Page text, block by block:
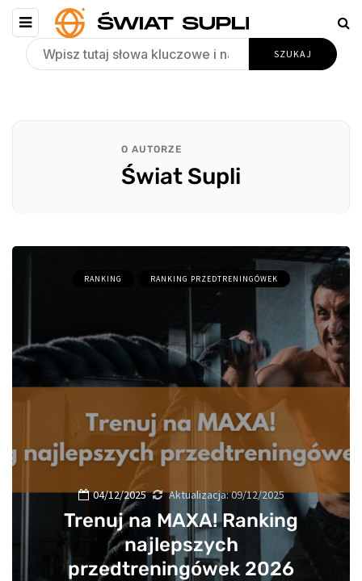
O AUTORZE
Świat Supli
RANKING RANKING PRZEDTRENINGÓWEK
04/12/2025 Aktualizacja:09/12/2025
Trenuj na MAXA! Ranking
najlepszych
przedtreningówek 2026